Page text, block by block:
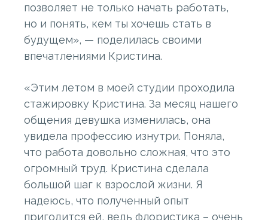
позволяет не только начать работать,
но и понять, кем ты хочешь стать в
будущем», — поделилась своими
впечатлениями Кристина.
«Этим летом в моей студии проходила
стажировку Кристина. За месяц нашего
общения девушка изменилась, она
увидела профессию изнутри. Поняла,
что работа довольно сложная, что это
огромный труд. Кристина сделала
большой шаг к взрослой жизни. Я
надеюсь, что полученный опыт
пригодится ей, ведь флористика – очень